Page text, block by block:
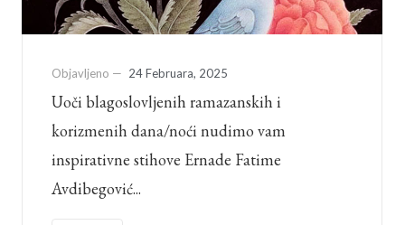
Objavljeno — 24 Februara, 2025
Uoči blagoslovljenih ramazanskih i
korizmenih dana/noći nudimo vam
inspirativne stihove Ernade Fatime
Avdibegović...